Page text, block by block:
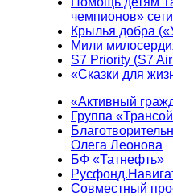
чемпионов»
Крылья добра
Мили
S7 Priority (S7
«Сказки для
«Активный
Группа
Олега Леонова
БФ «Татнефть»
Совместный